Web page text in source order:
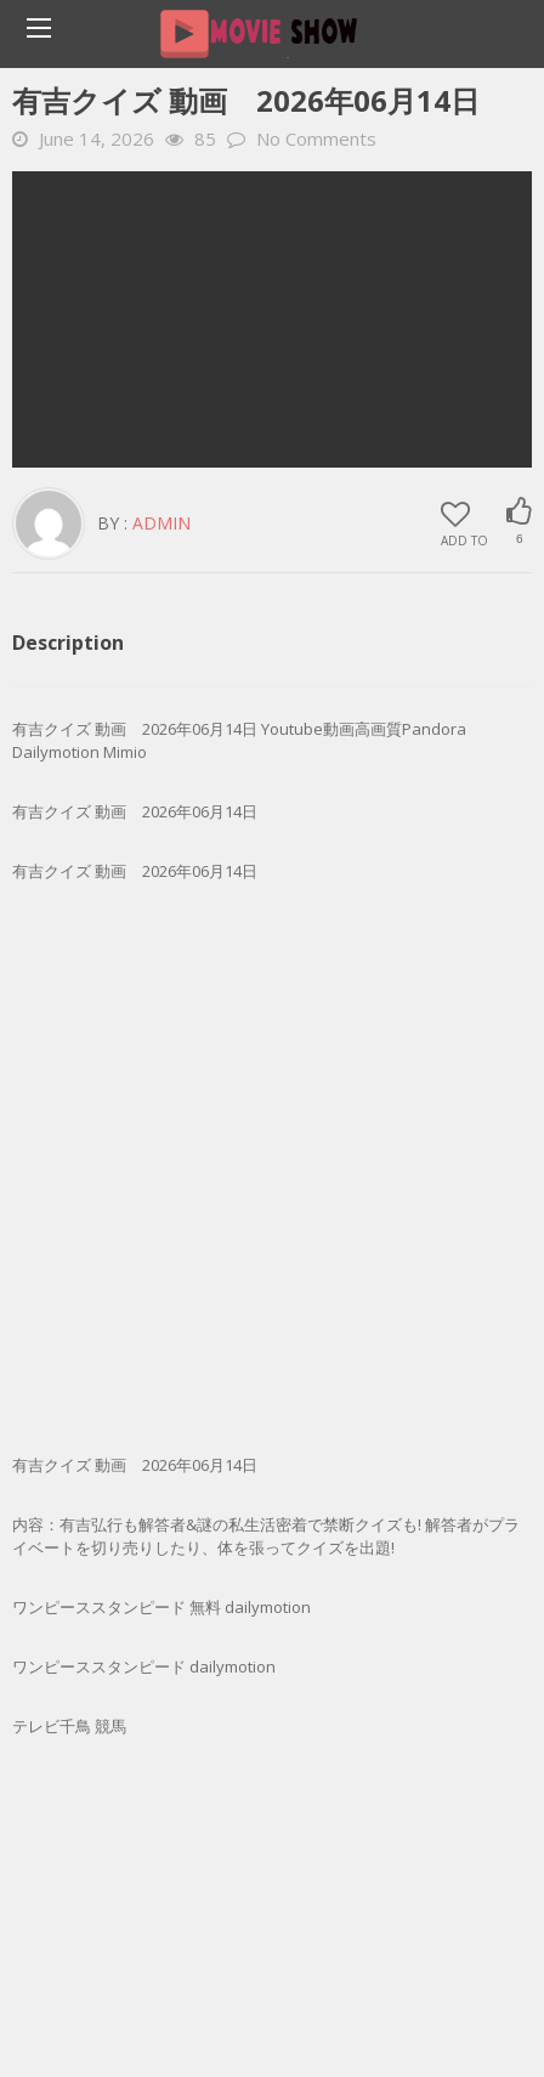
Home YOUTUBE 動画 毎日 有吉クイズ 動画 2026年06月14日
有吉クイズ 動画 2026年06月14日
June 14, 2026 85 No Comments
ADD TO 6
BY : ADMIN
Description
有吉クイズ 動画 2026年06月14日 Youtube動画高画質Pandora
Dailymotion Mimio
有吉クイズ 動画 2026年06月14日
有吉クイズ 動画 2026年06月14日
有吉クイズ 動画 2026年06月14日
内容：有吉弘行も解答者&謎の私生活密着で禁断クイズも! 解答者がプラ
イベートを切り売りしたり、体を張ってクイズを出題!
ワンピーススタンピード 無料 dailymotion
ワンピーススタンピード dailymotion
テレビ千鳥 競馬